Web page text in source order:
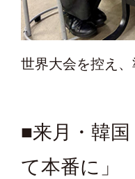
世界大会を控え
■来月・韓
て本番に」